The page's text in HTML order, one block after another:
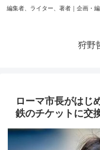
編集者、ライター、著者｜企画・
狩野
ローマ市長がはじ
鉄のチケットに交